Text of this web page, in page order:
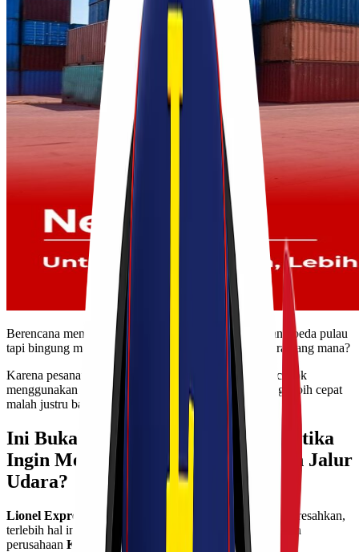
Berencana mengirimkan barang pesanan customer
yang beda pulau
tapi bingung mau memilih paket pengiriman jalur udara yang mana?
Karena pesanannya yang dalam jumlah banyak lebih cocok
menggunakan kargo, namun di satu sisi jika ingin yang lebih cepat
malah justru bagusan yang reguler?
Ini Bukan Keresahan Kawan Lio ketika
Ingin Memilih Layanan Pengiriman Jalur
Udara?
Lionel Express sangat memahami apa yang Kawan Lio
resahkan,
terlebih hal ini sangat berdampak besar terhadap keuangan
perusahaan Kawan Lio